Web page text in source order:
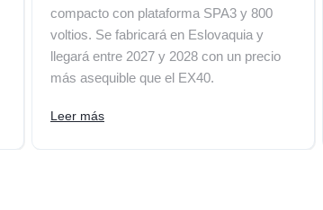
compacto con plataforma SPA3 y 800
voltios. Se fabricará en Eslovaquia y
llegará entre 2027 y 2028 con un precio
más asequible que el EX40.
Leer más